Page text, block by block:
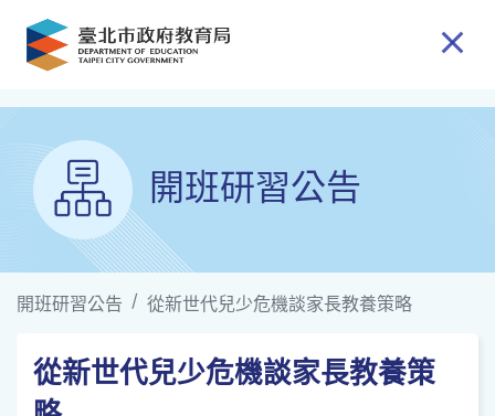
跳到主要內容
開班研習公告
開班研習公告 從新世代兒少危機談家長教養策略
從新世代兒少危機談家長教養策